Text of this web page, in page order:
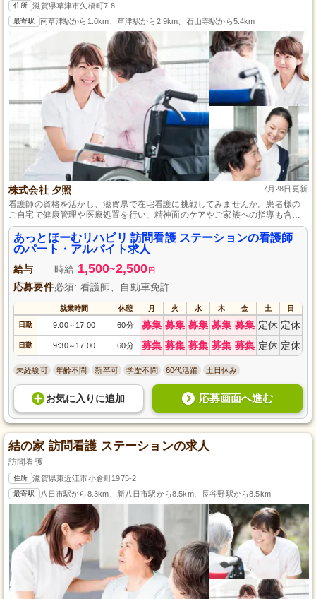
住所 滋賀県草津市矢橋町7-8
最寄駅 南草津駅から1.0km、草津駅から2.9km、石山寺駅から5.4km
株式会社 夕照 7月28日更新
看護師の資格を活かし、滋賀県で在宅看護に挑戦してみませんか。患者様の
ご自宅で健康管理や医療処置を行い、精神面のケアやご家族への指導も含
め、多方面からサポートします。訪問看護の未経験者でも、先輩スタッフの
手厚いサポートがあるため、安心して成長できる環境がここにはあります。
また、土日祝日が定休で、連休取得も可能なので、仕事とプライベートのバ
ランスも大切にできます。
あっとほーむリハビリ 訪問看護 ステーションの看護師
のパート・アルバイト求人
給与 時給 1,500~2,500 円
応募要件必須: 看護師、自動車免許
就業時間 休憩 月 火 水 木 金 土 日
日勤 9:00～ 17:00 60分 募集 募集 募集 募集 募集 定休 定休
日勤 9:30～ 17:00 60分 募集 募集 募集 募集 募集 定休 定休
未経験可 年齢不問 新卒可 学歴不問 60代活躍 土日休み
お気に入り に追加 応募画面へ進む
結の家 訪問看護 ステーションの求人
訪問看護
住所 滋賀県東近江市小倉町1975-2
最寄駅 八日市駅から8.3km、新八日市駅から8.5km、長谷野駅から8.5km